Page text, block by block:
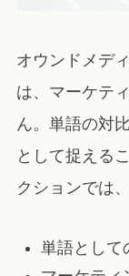
オウンドメデ
は、マーケテ
ん。単語の対
として捉える
クションでは
単語として